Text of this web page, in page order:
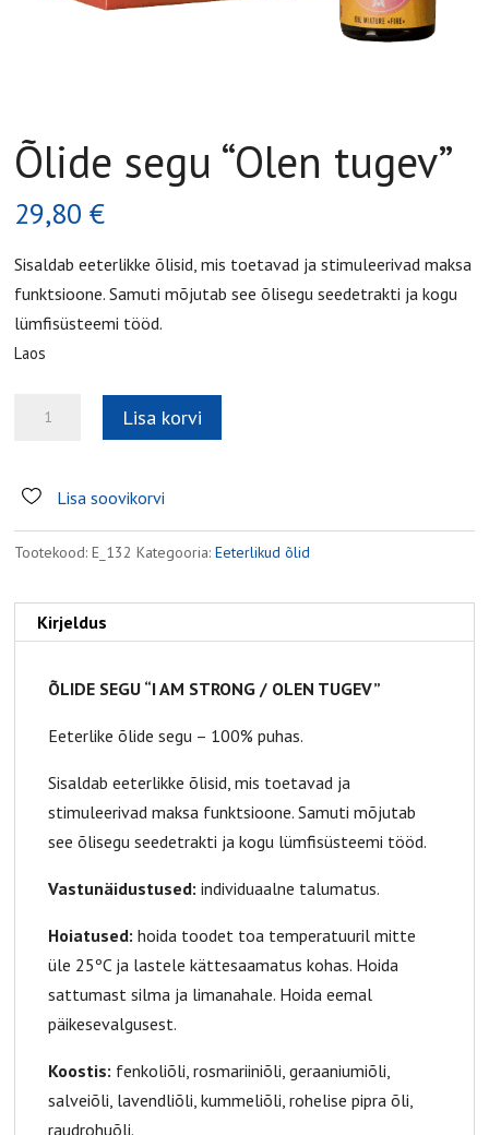
Õlide segu “Olen tugev”
29,80€
Sisaldab eeterlikke õlisid, mis toetavad ja stimuleerivad maksa
funktsioone. Samuti mõjutab see õlisegu seedetrakti ja kogu
lümfisüsteemi tööd.
Laos
Õlide
tugev"
kogus
Lisa korvi
Lisa soovikorvi
Tootekood:E_132 Kategooria:Eeterlikud õlid
Kirjeldus
ÕLIDE SEGU “I AM STRONG / OLEN TUGEV”
Eeterlike õlide segu – 100% puhas.
Sisaldab eeterlikke õlisid, mis toetavad ja
stimuleerivad maksa funktsioone. Samuti mõjutab
see õlisegu seedetrakti ja kogu lümfisüsteemi tööd.
Vastunäidustused:individuaalne talumatus.
Hoiatused: hoida toodet toa temperatuuril mitte
üle 25ºC ja lastele kättesaamatus kohas. Hoida
sattumast silma ja limanahale. Hoida eemal
päikesevalgusest.
Koostis: fenkoliõli, rosmariiniõli, geraaniumiõli,
salveiõli, lavendliõli, kummeliõli, rohelise pipra õli,
raudrohuõli.